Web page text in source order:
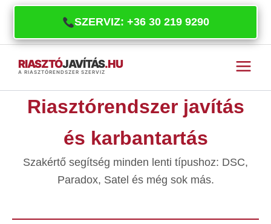
SZERVIZ: +36 30 219 9290
RIASZTÓJAVÍTÁS.HU
A RIASZTÓRENDSZER SZERVIZ
Riasztórendszer javítás
és karbantartás
Szakértő segítség minden lenti típushoz: DSC,
Paradox, Satel és még sok más.